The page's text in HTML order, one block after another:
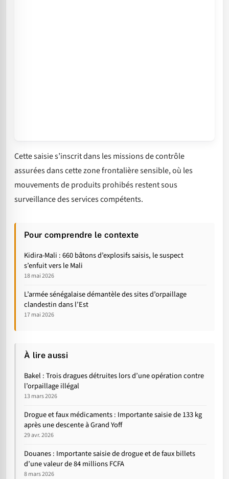
Cette saisie s’inscrit dans les missions de contrôle
assurées dans cette zone frontalière sensible, où les
mouvements de produits prohibés restent sous
surveillance des services compétents.
Pour comprendre le contexte
Kidira-Mali : 660 bâtons d’explosifs saisis, le suspect
s’enfuit vers le Mali
18 mai 2026
L’armée sénégalaise démantèle des sites d’orpaillage
clandestin dans l’Est
17 mai 2026
À lire aussi
Bakel : Trois dragues détruites lors d’une opération contre
l’orpaillage illégal
13 mars 2026
Drogue et faux médicaments : Importante saisie de 133 kg
après une descente à Grand Yoff
29 avr. 2026
Douanes : Importante saisie de drogue et de faux billets
d’une valeur de 84 millions FCFA
8 mars 2026